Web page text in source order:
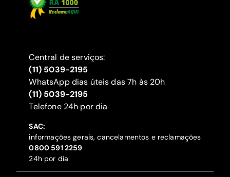
Central de serviços:
(11) 5039-2195
WhatsApp dias úteis das 7h às 20h
(11) 5039-2195
‍Telefone 24h por dia
SAC:
informações gerais, cancelamentos e reclamações
‍0800 591 2259
24h por dia